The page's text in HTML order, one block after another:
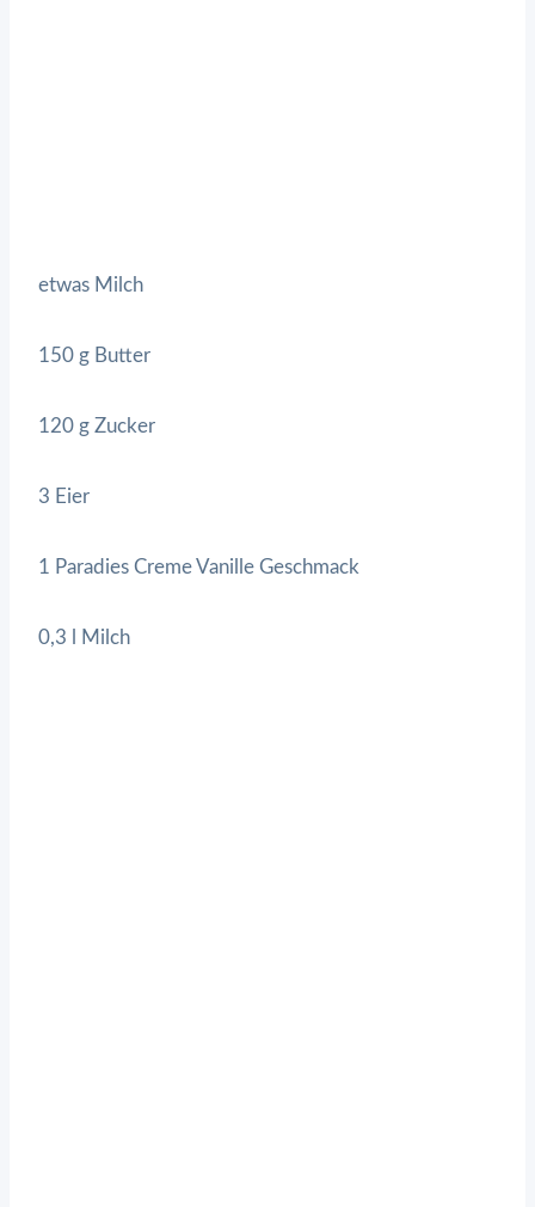
etwas Milch
150 g Butter
120 g Zucker
3 Eier
1 Paradies Creme Vanille Geschmack
0,3 l Milch